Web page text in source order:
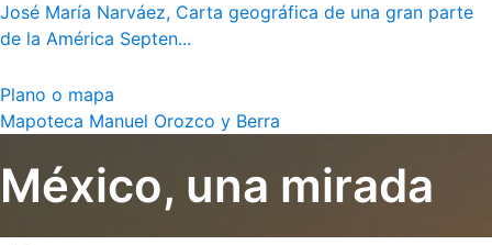
José María Narváez, Carta geográfica de una gran parte
de la América Septen...
Plano o mapa
Mapoteca Manuel Orozco y Berra
México, una mirada